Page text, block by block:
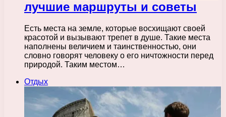
лучшие маршруты и советы
Есть места на земле, которые восхищают своей
красотой и вызывают трепет в душе. Такие места
наполнены величием и таинственностью, они
словно говорят человеку о его ничтожности перед
природой. Таким местом…
Отдых